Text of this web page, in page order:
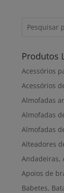
Produtos
Acessórios
Acessórios
Almofadas
Almofadas
Almofadas
Alteadores
Andadeiras,
Apoios de
Babetes,